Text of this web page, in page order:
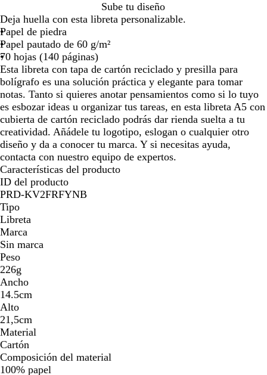
a
t
u
r
a
l
Sube tu diseño
Deja huella con esta libreta personalizable.
Papel de piedra
Papel pautado de 60 g/m²
70 hojas (140 páginas)
Esta libreta con tapa de cartón reciclado y presilla para
bolígrafo es una solución práctica y elegante para tomar
notas. Tanto si quieres anotar pensamientos como si lo tuyo
es esbozar ideas u organizar tus tareas, en esta libreta A5 con
cubierta de cartón reciclado podrás dar rienda suelta a tu
creatividad. Añádele tu logotipo, eslogan o cualquier otro
diseño y da a conocer tu marca. Y si necesitas ayuda,
contacta con nuestro equipo de expertos.
Características del producto
ID del producto
PRD-KV2FRFYNB
Tipo
Libreta
Marca
Sin marca
Peso
226g
Ancho
14.5cm
Alto
21,5cm
Material
Cartón
Composición del material
100% papel